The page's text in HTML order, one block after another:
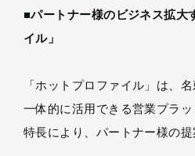
■パートナー様のビジネス拡大
イル」
「ホットプロファイル」は、
一体的に活用できる営業プラ
特長により、パートナー様の提